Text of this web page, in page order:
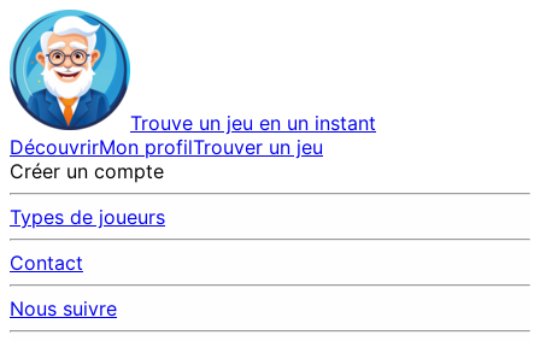
Trouve un jeu en un instant
DécouvrirMon profilTrouver un jeu
Créer un compte
Types de joueurs
Contact
Nous suivre